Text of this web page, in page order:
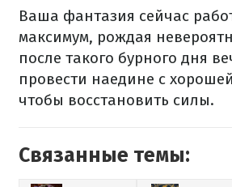
Ваша фантазия сейчас
максимум, рождая
после такого бурного дня
провести наедине с
чтобы восстановить силы.
Связанные темы: